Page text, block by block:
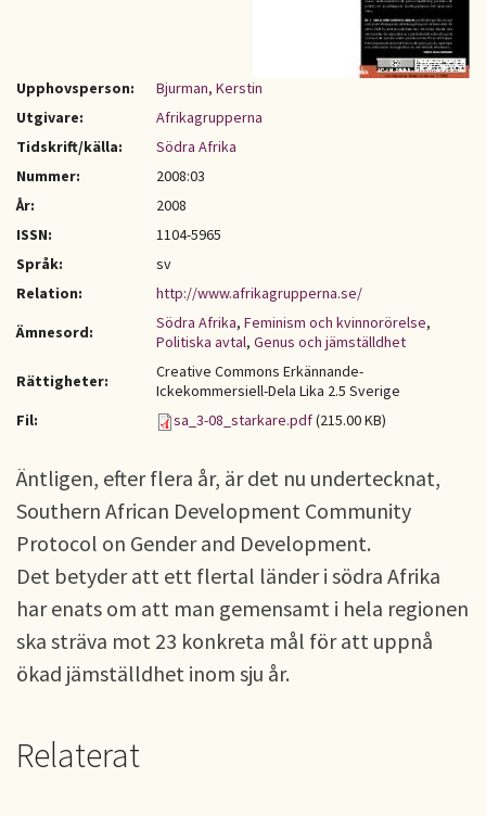
Upphovsperson:
Bjurman, Kerstin
Utgivare:
Afrikagrupperna
Tidskrift/källa:
Södra Afrika
Nummer:
2008:03
År:
2008
ISSN:
1104-5965
Språk:
sv
Relation:
http://www.afrikagrupperna.se/
Ämnesord:
Södra Afrika, Feminism och kvinnorörelse,
Politiska avtal, Genus och jämställdhet
Rättigheter:
Creative Commons Erkännande-
Ickekommersiell-Dela Lika 2.5 Sverige
Fil:
sa_3-08_starkare.pdf(215.00 KB)
Äntligen, efter flera år, är det nu undertecknat,
Southern African Development Community
Protocol on Gender and Development.
Det betyder att ett flertal länder i södra Afrika
har enats om att man gemensamt i hela regionen
ska sträva mot 23 konkreta mål för att uppnå
ökad jämställdhet inom sju år.
Relaterat